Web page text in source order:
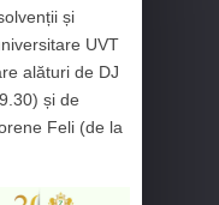
și
UVT
alături de DJ
și de
Feli (de la